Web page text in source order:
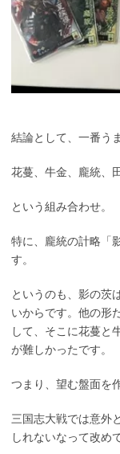
結論として、一番う
花蔓、牛金、龐統、
という組み合わせ。
特に、龐統の計略「
す。
というのも、影の茨
いからです。他の形
して、そこに花蔓と
が難しかったです。
つまり、望む盤面を
三国志大戦では意外
しれないなって改め